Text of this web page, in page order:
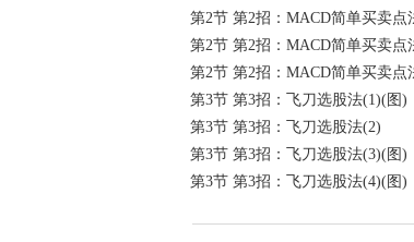
第2节 第2招：MACD简单买卖点
第2节 第2招：MACD简单买卖点
第2节 第2招：MACD简单买卖点
第3节 第3招：飞刀选股法(1)(图)
第3节 第3招：飞刀选股法(2)
第3节 第3招：飞刀选股法(3)(图)
第3节 第3招：飞刀选股法(4)(图)